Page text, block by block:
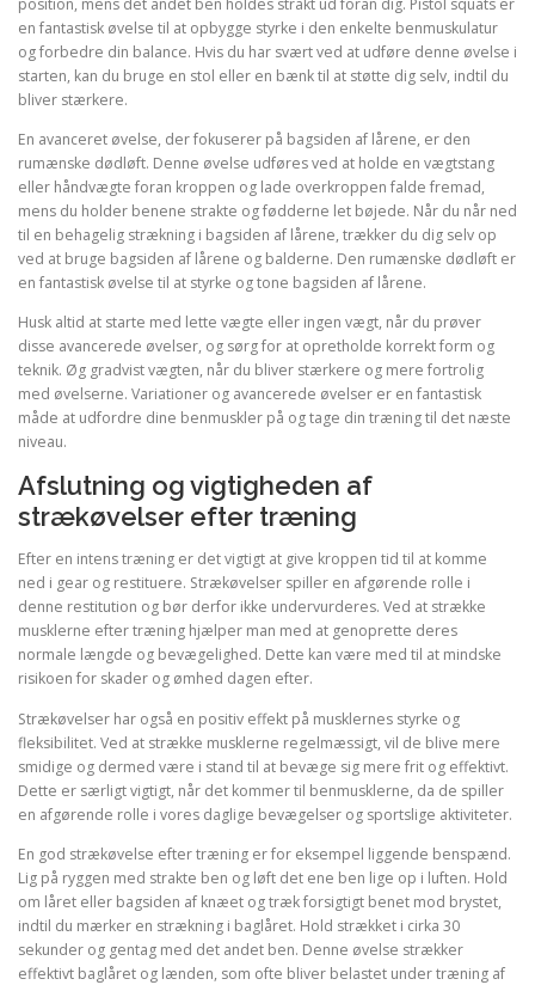
en fantastisk øvelse til at opbygge styrke i den enkelte benmuskulatur
og forbedre din balance. Hvis du har svært ved at udføre denne øvelse i
starten, kan du bruge en stol eller en bænk til at støtte dig selv, indtil du
bliver stærkere.
En avanceret øvelse, der fokuserer på bagsiden af lårene, er den
rumænske dødløft. Denne øvelse udføres ved at holde en vægtstang
eller håndvægte foran kroppen og lade overkroppen falde fremad,
mens du holder benene strakte og fødderne let bøjede. Når du når ned
til en behagelig strækning i bagsiden af lårene, trækker du dig selv op
ved at bruge bagsiden af lårene og balderne. Den rumænske dødløft er
en fantastisk øvelse til at styrke og tone bagsiden af ​​lårene.
Husk altid at starte med lette vægte eller ingen vægt, når du prøver
disse avancerede øvelser, og sørg for at opretholde korrekt form og
teknik. Øg gradvist vægten, når du bliver stærkere og mere fortrolig
med øvelserne. Variationer og avancerede øvelser er en fantastisk
måde at udfordre dine benmuskler på og tage din træning til det næste
niveau.
Afslutning og vigtigheden af
strækøvelser efter træning
Efter en intens træning er det vigtigt at give kroppen tid til at komme
ned i gear og restituere. Strækøvelser spiller en afgørende rolle i
denne restitution og bør derfor ikke undervurderes. Ved at strække
musklerne efter træning hjælper man med at genoprette deres
normale længde og bevægelighed. Dette kan være med til at mindske
risikoen for skader og ømhed dagen efter.
Strækøvelser har også en positiv effekt på musklernes styrke og
fleksibilitet. Ved at strække musklerne regelmæssigt, vil de blive mere
smidige og dermed være i stand til at bevæge sig mere frit og effektivt.
Dette er særligt vigtigt, når det kommer til benmusklerne, da de spiller
en afgørende rolle i vores daglige bevægelser og sportslige aktiviteter.
En god strækøvelse efter træning er for eksempel liggende benspænd.
Lig på ryggen med strakte ben og løft det ene ben lige op i luften. Hold
om låret eller bagsiden af knæet og træk forsigtigt benet mod brystet,
indtil du mærker en strækning i baglåret. Hold strækket i cirka 30
sekunder og gentag med det andet ben. Denne øvelse strækker
effektivt baglåret og lænden, som ofte bliver belastet under træning af